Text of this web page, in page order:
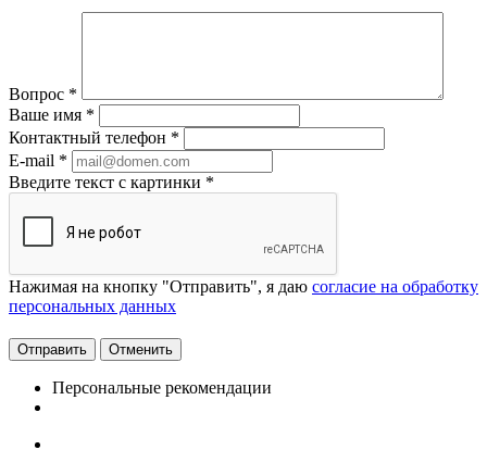
Вопрос *
Ваше имя *
Контактный телефон *
E-mail *
Введите текст с картинки *
Нажимая на кнопку "Отправить", я даю согласие на обработку
персональных данных
Отменить
Персональные рекомендации